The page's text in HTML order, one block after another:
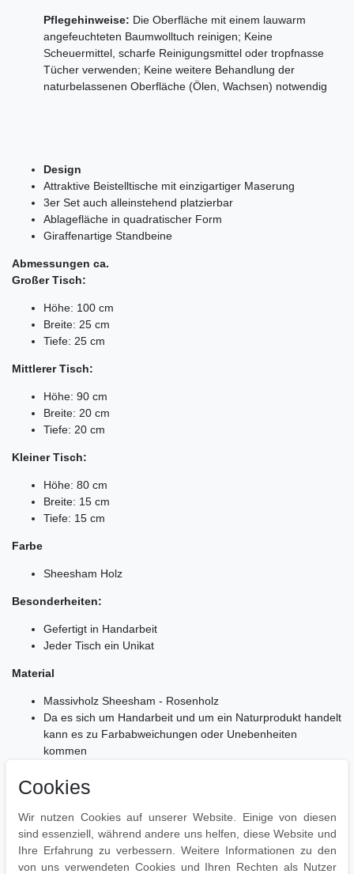
Pflegehinweise: Die Oberfläche mit einem lauwarm
angefeuchteten Baumwolltuch reinigen; Keine
Scheuermittel, scharfe Reinigungsmittel oder tropfnasse
Tücher verwenden; Keine weitere Behandlung der
naturbelassenen Oberfläche (Ölen, Wachsen) notwendig
Design
Attraktive Beistelltische mit einzigartiger Maserung
3er Set auch alleinstehend platzierbar
Ablagefläche in quadratischer Form
Giraffenartige Standbeine
Abmessungen ca.
Großer Tisch:
Höhe: 100 cm
Breite: 25 cm
Tiefe: 25 cm
Mittlerer Tisch:
Höhe: 90 cm
Breite: 20 cm
Tiefe: 20 cm
Kleiner Tisch:
Höhe: 80 cm
Breite: 15 cm
Tiefe: 15 cm
Farbe
Sheesham Holz
Besonderheiten:
Gefertigt in Handarbeit
Jeder Tisch ein Unikat
Material
Massivholz Sheesham - Rosenholz
Da es sich um Handarbeit und um ein Naturprodukt handelt
kann es zu Farbabweichungen oder Unebenheiten
kommen
Lieferumfang
Lieferung ohne Dekoration
Montage
Cookies
Wir nutzen Cookies auf unserer Website. Einige von diesen
sind essenziell, während andere uns helfen, diese Website und
Ihre Erfahrung zu verbessern. Weitere Informationen zu den
von uns verwendeten Cookies und Ihren Rechten als Nutzer